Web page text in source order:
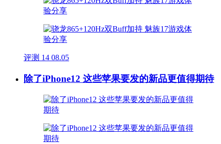
评测 14 08.05
除了iPhone12 这些苹果要发的新品更值得期待